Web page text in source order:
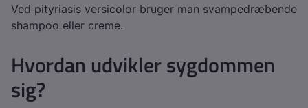
Ved pityriasis versicolor bruger man svampedræbende
shampoo eller creme.
Hvordan udvikler sygdommen
sig?